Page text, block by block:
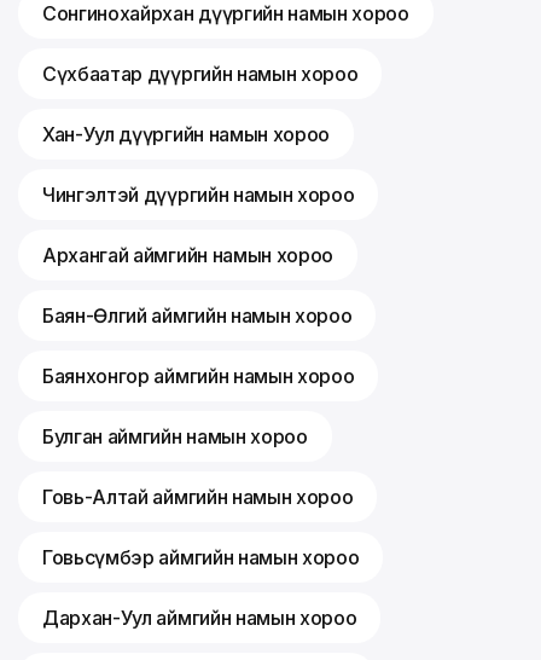
Сонгинохайрхан дүүргийн намын хороо
Сүхбаатар дүүргийн намын хороо
Хан-Уул дүүргийн намын хороо
Чингэлтэй дүүргийн намын хороо
Архангай аймгийн намын хороо
Баян-Өлгий аймгийн намын хороо
Баянхонгор аймгийн намын хороо
Булган аймгийн намын хороо
Говь-Алтай аймгийн намын хороо
Говьсүмбэр аймгийн намын хороо
Дархан-Уул аймгийн намын хороо